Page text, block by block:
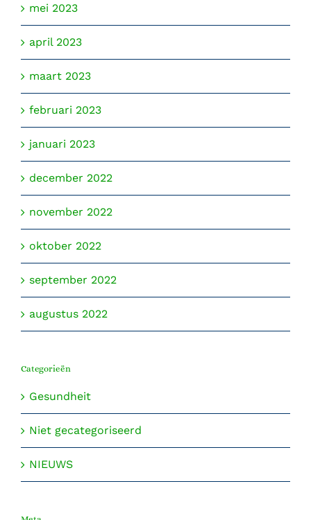
mei 2023
april 2023
maart 2023
februari 2023
januari 2023
december 2022
november 2022
oktober 2022
september 2022
augustus 2022
Categorieën
Gesundheit
Niet gecategoriseerd
NIEUWS